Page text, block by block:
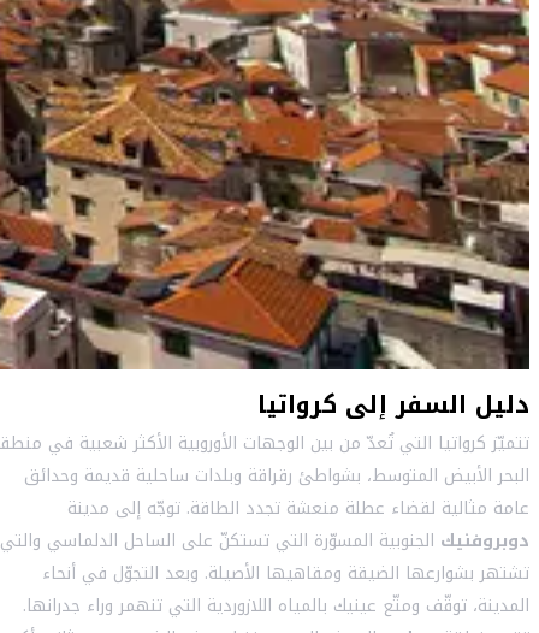
دليل السفر إلى كرواتيا
تتميّز كرواتيا التي تُعدّ من بين الوجهات الأوروبية الأكثر شعبية في
البحر الأبيض المتوسط، بشواطئ رقراقة وبلدات ساحلية قديمة وحدائق
عامة مثالية لقضاء عطلة منعشة تجدد الطاقة. توجّه إلى مدينة
دوبروفنيك الجنوبية المسوّرة التي تستكنّ على الساحل الدلماسي والتي
تشتهر بشوارعها الضيقة ومقاهيها الأصيلة. وبعد التجوّل في أنحاء
المدينة، توقّف ومتّع عينيك بالمياه اللازوردية التي تنهمر وراء جدرانها.